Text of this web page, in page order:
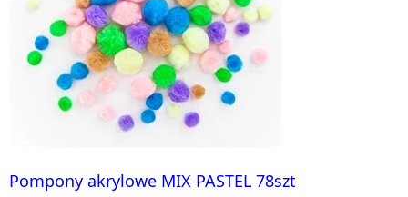
Pompony akrylowe MIX PASTEL 78szt